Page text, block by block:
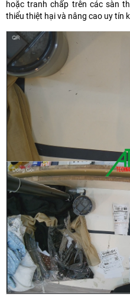
hoặc tranh chấp trên các sàn
thiểu thiệt hại và nâng cao uy tín